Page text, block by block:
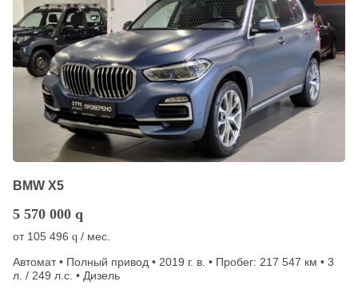
BMW X5
5 570 000 q
от 105 496 q / мес.
Автомат • Полный привод • 2019 г. в. • Пробег: 217 547 км • 3
л. / 249 л.с. • Дизель